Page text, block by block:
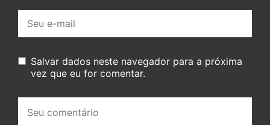
mail:
Salvar dados neste navegador para a próxima
vez que eu for comentar.
comentário: